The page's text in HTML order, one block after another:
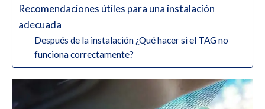
Recomendaciones útiles para una instalación
adecuada
Después de la instalación ¿Qué hacer si el TAG no
funciona correctamente?